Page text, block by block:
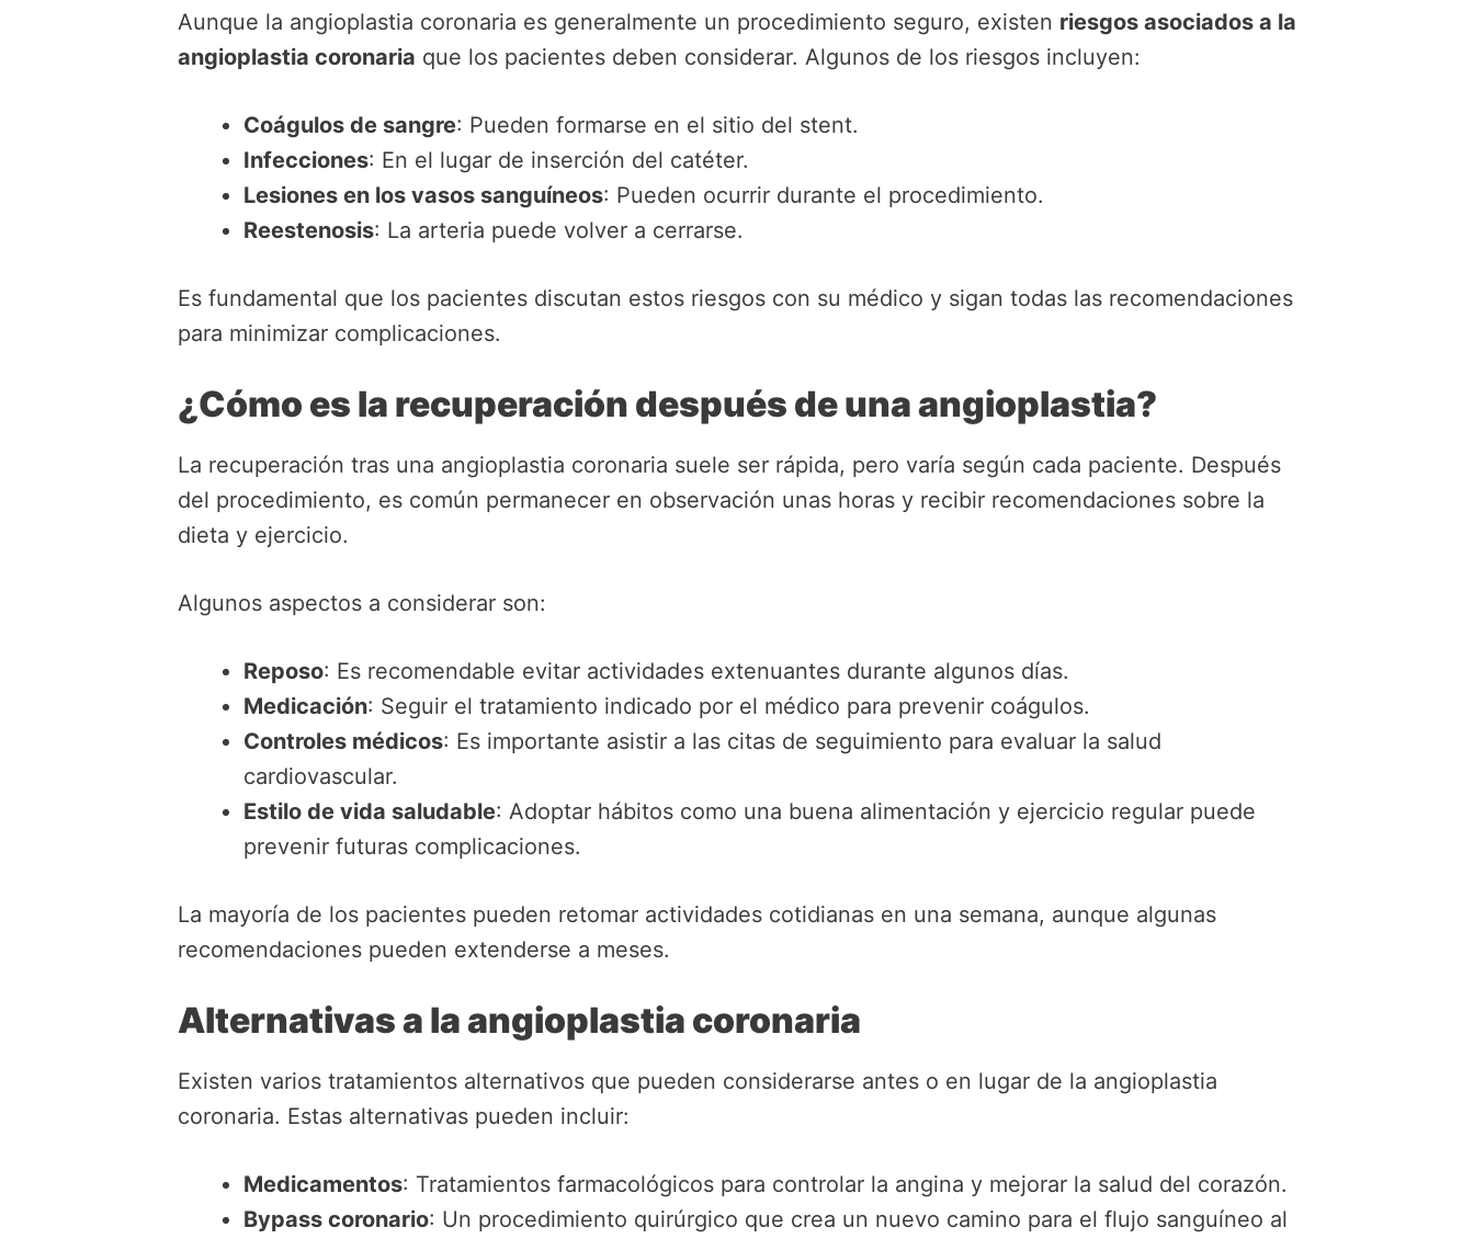
Aunque la angioplastia coronaria es generalmente un procedimiento seguro, existen riesgos asociados a la
angioplastia coronaria que los pacientes deben considerar. Algunos de los riesgos incluyen:
Coágulos de sangre: Pueden formarse en el sitio del stent.
Infecciones: En el lugar de inserción del catéter.
Lesiones en los vasos sanguíneos: Pueden ocurrir durante el procedimiento.
Reestenosis: La arteria puede volver a cerrarse.
Es fundamental que los pacientes discutan estos riesgos con su médico y sigan todas las recomendaciones
para minimizar complicaciones.
¿Cómo es la recuperación después de una angioplastia?
La recuperación tras una angioplastia coronaria suele ser rápida, pero varía según cada paciente. Después
del procedimiento, es común permanecer en observación unas horas y recibir recomendaciones sobre la
dieta y ejercicio.
Algunos aspectos a considerar son:
Reposo: Es recomendable evitar actividades extenuantes durante algunos días.
Medicación: Seguir el tratamiento indicado por el médico para prevenir coágulos.
Controles médicos: Es importante asistir a las citas de seguimiento para evaluar la salud
cardiovascular.
Estilo de vida saludable: Adoptar hábitos como una buena alimentación y ejercicio regular puede
prevenir futuras complicaciones.
La mayoría de los pacientes pueden retomar actividades cotidianas en una semana, aunque algunas
recomendaciones pueden extenderse a meses.
Alternativas a la angioplastia coronaria
Existen varios tratamientos alternativos que pueden considerarse antes o en lugar de la angioplastia
coronaria. Estas alternativas pueden incluir:
Medicamentos: Tratamientos farmacológicos para controlar la angina y mejorar la salud del corazón.
Bypass coronario: Un procedimiento quirúrgico que crea un nuevo camino para el flujo sanguíneo al